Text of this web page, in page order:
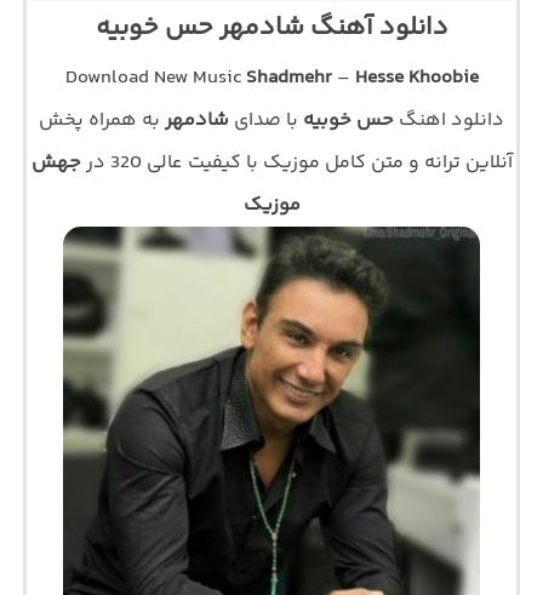
دانلود آهنگ شادمهر حس خوبیه
Download New Music Shadmehr– Hesse Khoobie
دانلود اهنگ حس خوبیه با صدای شادمهر به همراه پخش
آنلاین ترانه و متن کامل موزیک با کیفیت عالی 320 در
جهش
موزیک